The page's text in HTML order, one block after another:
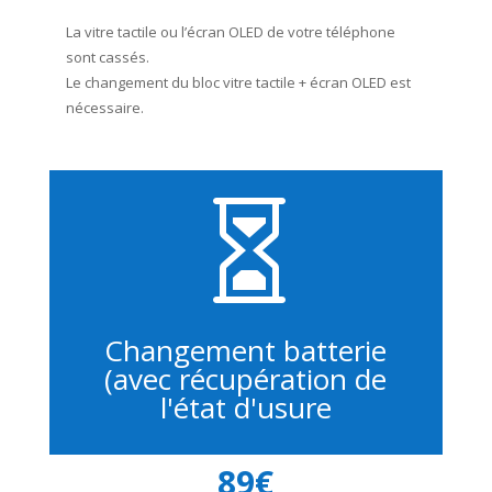
La vitre tactile ou l’écran OLED de votre téléphone
sont cassés.
Le changement du bloc vitre tactile + écran OLED est
nécessaire.

Changement batterie
(avec récupération de
l'état d'usure